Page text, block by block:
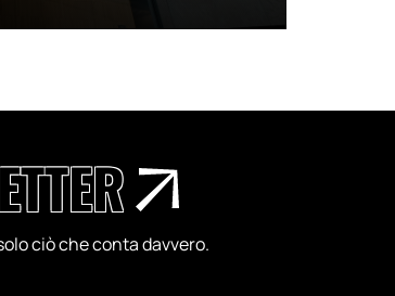
ciò che conta davvero.